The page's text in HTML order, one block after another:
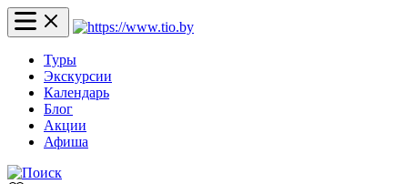
Туры
Экскурсии
Календарь
Блог
Акции
Афиша